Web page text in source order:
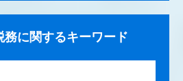
務に関するキーワード